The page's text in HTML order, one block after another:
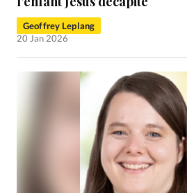
Geoffrey Leplang
20 Jan 2026